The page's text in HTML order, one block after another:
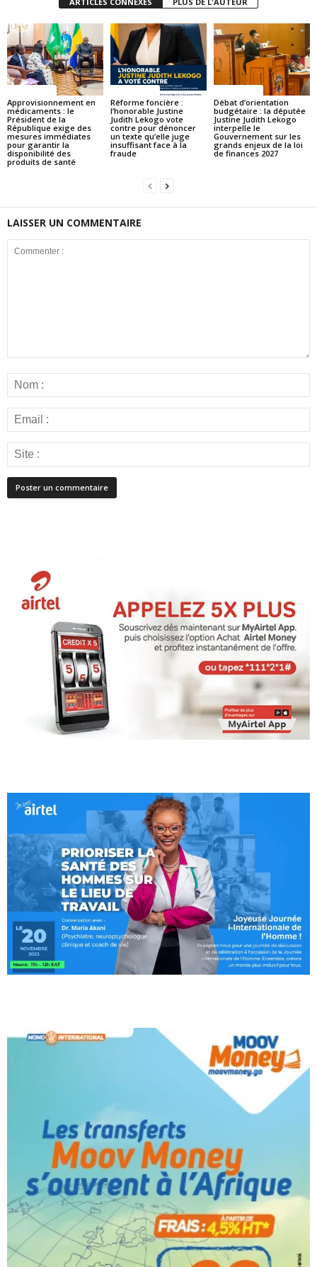
Approvisionnement en
médicaments : le
Président de la
République exige des
mesures immédiates
pour garantir la
disponibilité des
produits de santé
Réforme foncière :
l’honorable Justine
Judith Lekogo vote
contre pour dénoncer
un texte qu’elle juge
insuffisant face à la
fraude
Débat d’orientation
budgétaire : la députée
Justine Judith Lekogo
interpelle le
Gouvernement sur les
grands enjeux de la loi
de finances 2027
LAISSER UN COMMENTAIRE